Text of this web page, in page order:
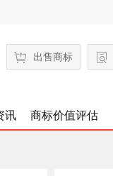
出售商标
讯 商标价值评估